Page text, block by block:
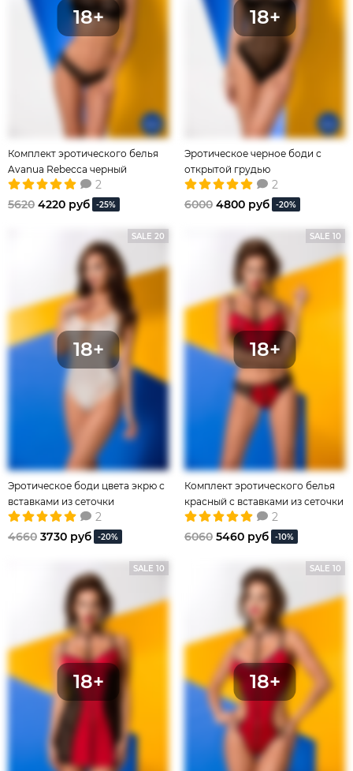
Комплект эротического белья
Avanua Rebecca черный
2
5620 4220 руб -25%
Эротическое черное боди с
открытой грудью
2
6000 4800 руб -20%
SALE 20
Эротическое боди цвета экрю с
вставками из сеточки
2
4660 3730 руб -20%
SALE 10
Комплект эротического белья
красный с вставками из сеточки
2
6060 5460 руб -10%
SALE 10 SALE 10